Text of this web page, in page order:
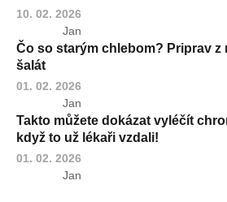
10. 02. 2026
Jan
Čo so starým chlebom? Priprav z
šalát
01. 02. 2026
Jan
Takto můžete dokázat vyléčít
když to už lékaři vzdali!
01. 02. 2026
Jan